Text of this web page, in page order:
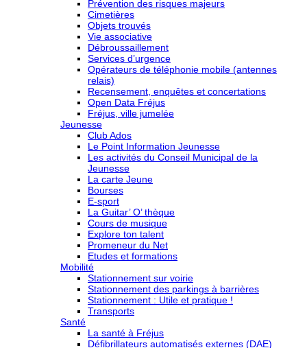
Prévention des risques majeurs
Cimetières
Objets trouvés
Vie associative
Débroussaillement
Services d’urgence
Opérateurs de téléphonie mobile (antennes
relais)
Recensement, enquêtes et concertations
Open Data Fréjus
Fréjus, ville jumelée
Jeunesse
Club Ados
Le Point Information Jeunesse
Les activités du Conseil Municipal de la
Jeunesse
La carte Jeune
Bourses
E-sport
La Guitar’ O’ thèque
Cours de musique
Explore ton talent
Promeneur du Net
Etudes et formations
Mobilité
Stationnement sur voirie
Stationnement des parkings à barrières
Stationnement : Utile et pratique !
Transports
Santé
La santé à Fréjus
Défibrillateurs automatisés externes (DAE)